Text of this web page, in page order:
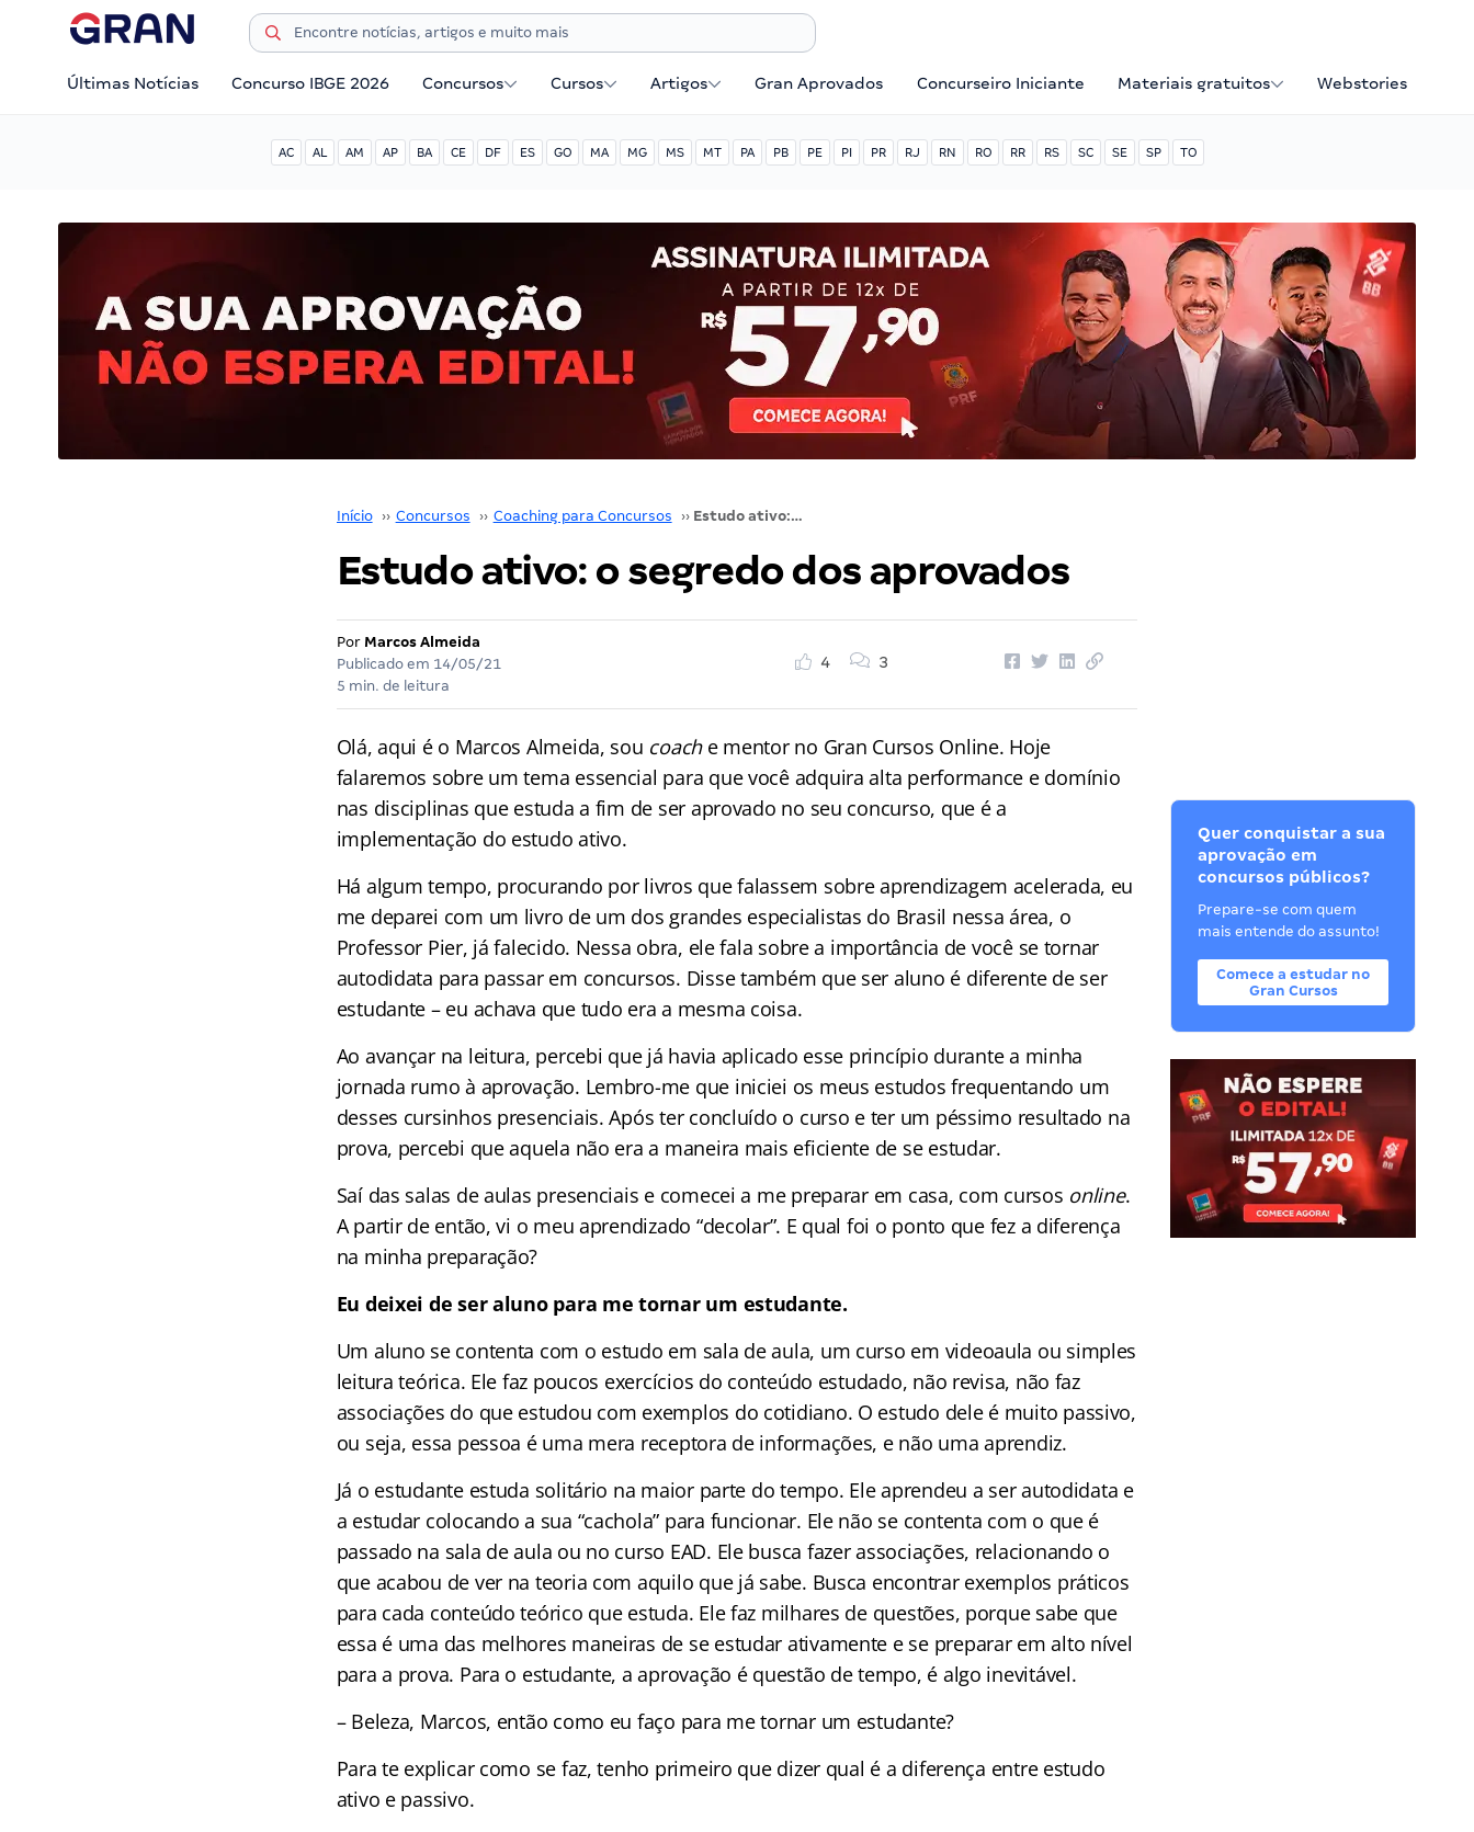
Últimas Notícias Concurso IBGE 2026 Concursos Cursos Artigos Gran Aprovados Concurseiro Iniciante Materiais gratuitos Webstories
AC AL AM AP BA CE DF ES GO MA MG MS MT PA PB PE PI PR RJ RN RO RR RS SC SE SP TO
Início ›› Concursos ›› Coaching para Concursos ›› Estudo ativo: o segredo dos aprovados
Estudo ativo: o segredo dos aprovados
Por Marcos Almeida
Publicado em 14/05/21
5 min. de leitura
4 3
Olá, aqui é o Marcos Almeida, sou coache mentor no Gran Cursos Online. Hoje
falaremos sobre um tema essencial para que você adquira alta performance e domínio
nas disciplinas que estuda a fim de ser aprovado no seu concurso, que é a
implementação do estudo ativo.
Há algum tempo, procurando por livros que falassem sobre aprendizagem acelerada, eu
me deparei com um livro de um dos grandes especialistas do Brasil nessa área, o
Professor Pier, já falecido. Nessa obra, ele fala sobre a importância de você se tornar
autodidata para passar em concursos. Disse também que ser aluno é diferente de ser
estudante – eu achava que tudo era a mesma coisa.
Ao avançar na leitura, percebi que já havia aplicado esse princípio durante a minha
jornada rumo à aprovação. Lembro-me que iniciei os meus estudos frequentando um
desses cursinhos presenciais. Após ter concluído o curso e ter um péssimo resultado na
prova, percebi que aquela não era a maneira mais eficiente de se estudar.
Saí das salas de aulas presenciais e comecei a me preparar em casa, com cursos online.
A partir de então, vi o meu aprendizado “decolar”. E qual foi o ponto que fez a diferença
na minha preparação?
Eu deixei de ser aluno para me tornar um estudante.
Um aluno se contenta com o estudo em sala de aula, um curso em videoaula ou simples
leitura teórica. Ele faz poucos exercícios do conteúdo estudado, não revisa, não faz
associações do que estudou com exemplos do cotidiano. O estudo dele é muito passivo,
ou seja, essa pessoa é uma mera receptora de informações, e não uma aprendiz.
Já o estudante estuda solitário na maior parte do tempo. Ele aprendeu a ser autodidata e
a estudar colocando a sua “cachola” para funcionar. Ele não se contenta com o que é
passado na sala de aula ou no curso EAD. Ele busca fazer associações, relacionando o
que acabou de ver na teoria com aquilo que já sabe. Busca encontrar exemplos práticos
para cada conteúdo teórico que estuda. Ele faz milhares de questões, porque sabe que
essa é uma das melhores maneiras de se estudar ativamente e se preparar em alto nível
para a prova. Para o estudante, a aprovação é questão de tempo, é algo inevitável.
– Beleza, Marcos, então como eu faço para me tornar um estudante?
Para te explicar como se faz, tenho primeiro que dizer qual é a diferença entre estudo
ativo e passivo.
Quer conquistar a sua
aprovação em
concursos públicos?
Prepare-se com quem
mais entende do assunto!
Comece a estudar no
Gran Cursos